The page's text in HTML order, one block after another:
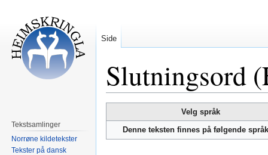
Slutningsord
til
navigering
til
Velg språk
Denne teksten finnes på følgende
Side
Tekstsamlinger
Norrøne kildetekster
Tekster på dansk